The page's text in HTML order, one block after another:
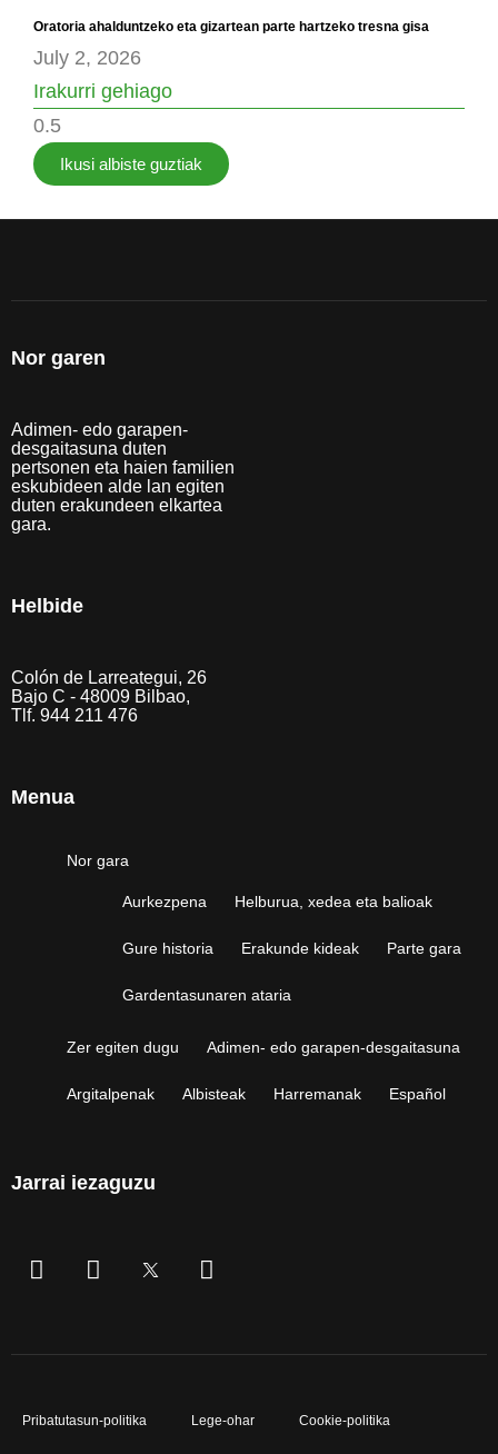
Oratoria ahalduntzeko eta gizartean parte hartzeko tresna gisa
July 2, 2026
Irakurri gehiago
Ikusi albiste guztiak
Nor garen
Adimen- edo garapen-
desgaitasuna duten
pertsonen eta haien familien
eskubideen alde lan egiten
duten erakundeen elkartea
gara.
Helbide
Colón de Larreategui, 26
Bajo C - 48009 Bilbao,
Tlf. 944 211 476
Menua
Nor gara
Aurkezpena Helburua, xedea eta balioak
Gure historia Erakunde kideak Parte gara
Gardentasunaren ataria
Zer egiten dugu Adimen- edo garapen-desgaitasuna
Argitalpenak Albisteak Harremanak Español
Jarrai iezaguzu
Pribatutasun-politika Lege-ohar Cookie-politika